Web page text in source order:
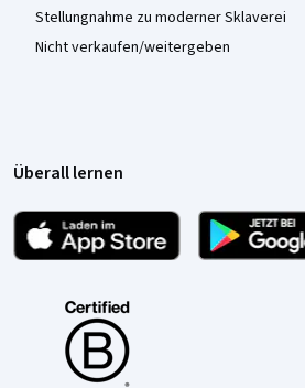
Stellungnahme zu moderner Sklaverei
Nicht verkaufen/weitergeben
Überall lernen